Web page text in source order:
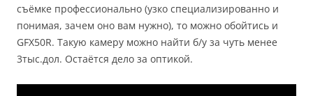
съёмке профессионально (узко специализированно и
понимая, зачем оно вам нужно), то можно обойтись и
GFX50R. Такую камеру можно найти б/у за чуть менее
3тыс.дол. Остаётся дело за оптикой.